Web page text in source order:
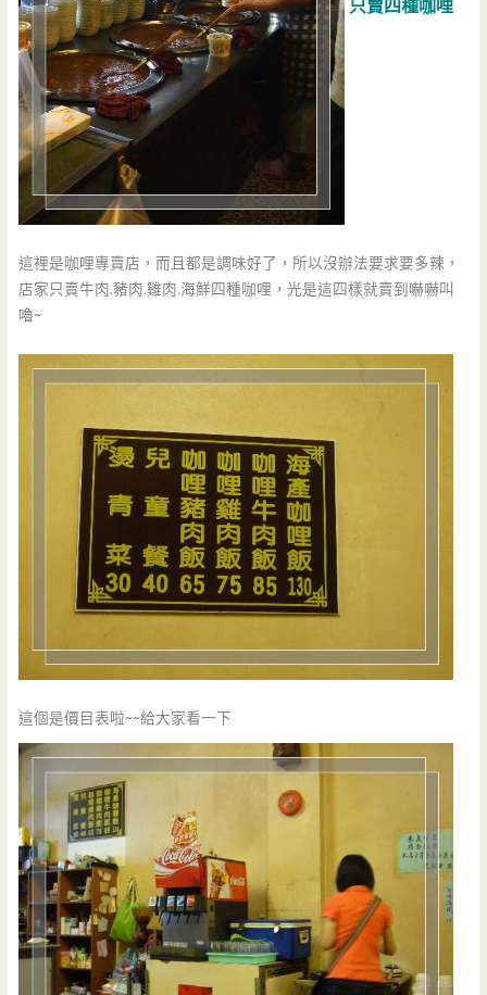
只賣四種咖哩
這裡是咖哩專賣店，而且都是調味好了，所以沒辦法要求要多辣，
店家只賣牛肉.豬肉.雞肉.海鮮四種咖哩，光是這四樣就賣到嚇嚇叫
嚕~
這個是價目表啦~~給大家看一下